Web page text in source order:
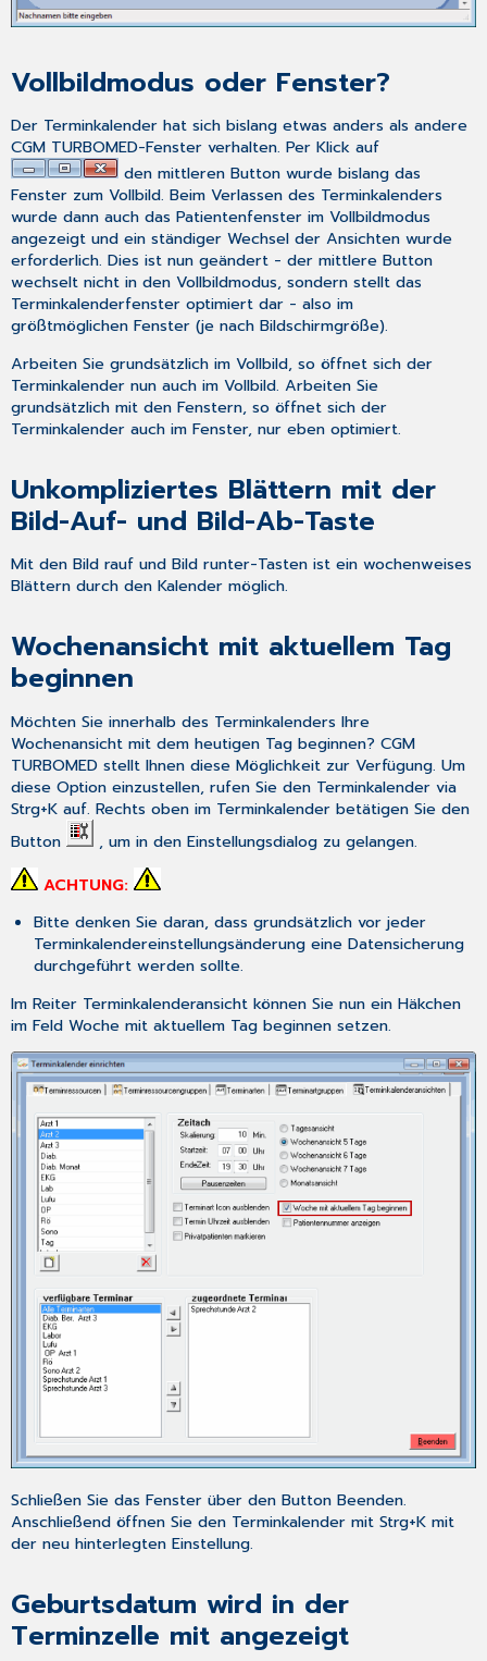
Vollbildmodus oder Fenster?
Der Terminkalender hat sich bislang etwas anders als andere
CGM TURBOMED-Fenster verhalten. Per Klick auf
den mittleren Button wurde bislang das
Fenster zum Vollbild. Beim Verlassen des Terminkalenders
wurde dann auch das Patientenfenster im Vollbildmodus
angezeigt und ein ständiger Wechsel der Ansichten wurde
erforderlich. Dies ist nun geändert - der mittlere Button
wechselt nicht in den Vollbildmodus, sondern stellt das
Terminkalenderfenster optimiert dar - also im
größtmöglichen Fenster (je nach Bildschirmgröße).
Arbeiten Sie grundsätzlich im Vollbild, so öffnet sich der
Terminkalender nun auch im Vollbild. Arbeiten Sie
grundsätzlich mit den Fenstern, so öffnet sich der
Terminkalender auch im Fenster, nur eben optimiert.
Unkompliziertes Blättern mit der
Bild-Auf- und Bild-Ab-Taste
Mit den Bild rauf und Bild runter-Tasten ist ein wochenweises
Blättern durch den Kalender möglich.
Wochenansicht mit aktuellem Tag
beginnen
Möchten Sie innerhalb des Terminkalenders Ihre
Wochenansicht mit dem heutigen Tag beginnen? CGM
TURBOMED stellt Ihnen diese Möglichkeit zur Verfügung. Um
diese Option einzustellen, rufen Sie den Terminkalender via
Strg+K auf. Rechts oben im Terminkalender betätigen Sie den
Button
, um in den Einstellungsdialog zu gelangen.
ACHTUNG:
Bitte denken Sie daran, dass grundsätzlich vor jeder
Terminkalendereinstellungsänderung eine Datensicherung
durchgeführt werden sollte.
Im Reiter Terminkalenderansicht können Sie nun ein Häkchen
im FeldWoche mit aktuellem Tag beginnen setzen.
Schließen Sie das Fenster über den ButtonBeenden.
Anschließend öffnen Sie den Terminkalender mitStrg+K mit
der neu hinterlegten Einstellung.
Geburtsdatum wird in der
Terminzelle mit angezeigt